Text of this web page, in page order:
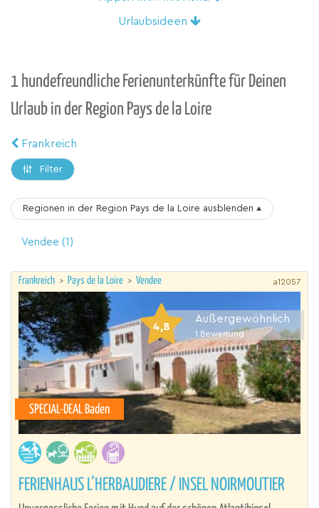
Urlaubsideen
1 hundefreundliche Ferienunterkünfte für Deinen
Urlaub in der Region Pays de la Loire
Frankreich
Filter
Regionen in der Region Pays de la Loire ausblenden ▴
Vendee (1)
Frankreich > Pays de la Loire > Vendee a12057
4,8
Außergewöhnlich
1 Bewertung
SPECIAL-DEAL Baden
FERIENHAUS L’HERBAUDIERE / INSEL NOIRMOUTIER